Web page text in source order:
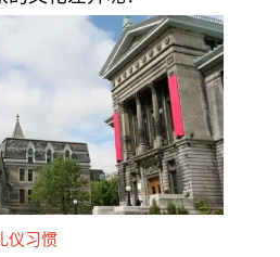
仪习惯